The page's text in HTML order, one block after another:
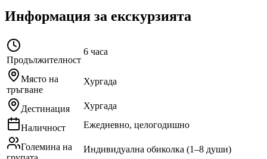
Информация за екскурзията
Продължителност
6 часа
Място на
тръгване
Хургада
Дестинация Хургада
Наличност Ежедневно, целогодишно
Големина на
Индивидуална обиколка (1–8 души)